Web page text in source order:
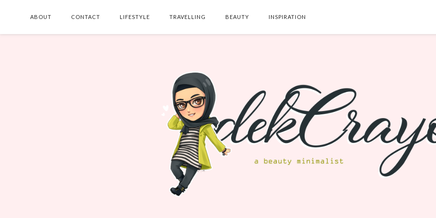
ABOUT CONTACT LIFESTYLE TRAVELLING BEAUTY INSPIRATION
SEARCH THIS BLOG